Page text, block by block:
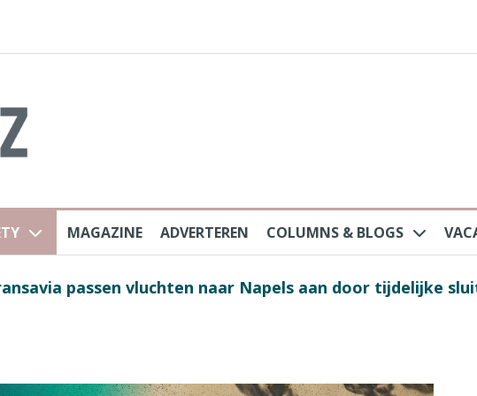
MAGAZINE ADVERTEREN COLUMNS & BLOGS
na protesten massatoerisme: ‘Nederlandse